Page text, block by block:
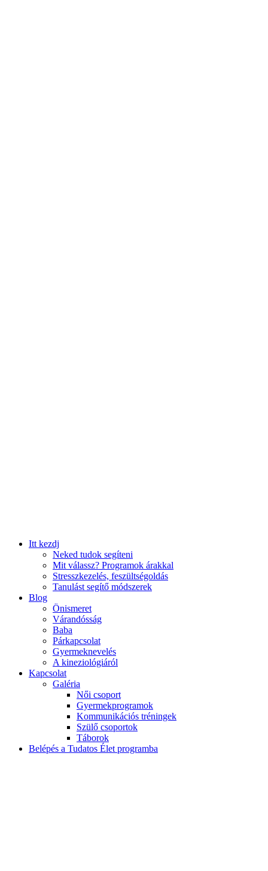
Itt kezdj
Neked tudok segíteni
Mit válassz? Programok árakkal
Stresszkezelés, feszültségoldás
Tanulást segítő módszerek
Blog
Önismeret
Várandósság
Baba
Párkapcsolat
Gyermeknevelés
A kineziológiáról
Kapcsolat
Galéria
Női csoport
Gyermekprogramok
Kommunikációs tréningek
Szülő csoportok
Táborok
Belépés a Tudatos Élet programba